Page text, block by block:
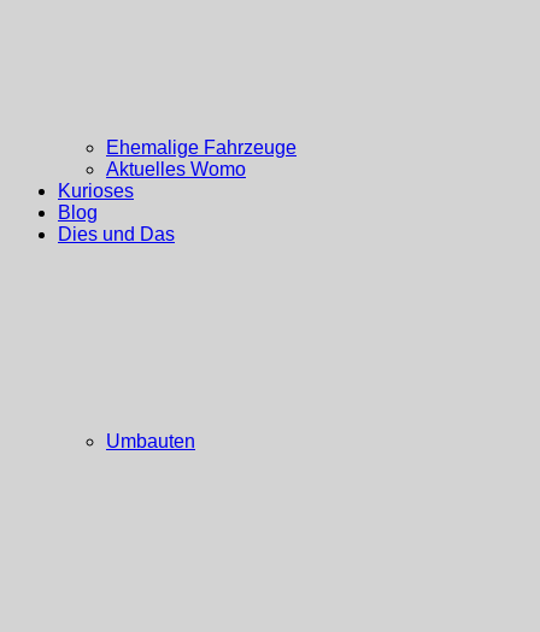
Ehemalige Fahrzeuge
Aktuelles Womo
Kurioses
Blog
Dies und Das
Umbauten